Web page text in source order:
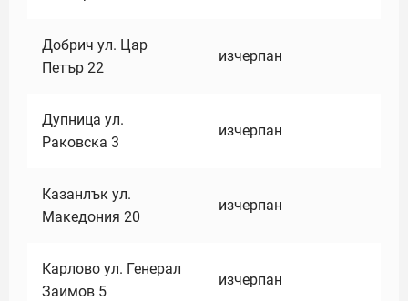
Добрич ул. Цар
Петър 22
изчерпан
Дупница ул.
Раковска 3
изчерпан
Казанлък ул.
Македония 20
изчерпан
Карлово ул. Генерал
Заимов 5
изчерпан